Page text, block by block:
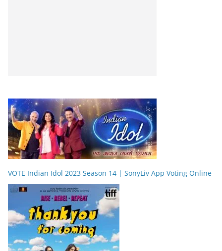
VOTE Indian Idol 2023 Season 14 | SonyLiv App Voting Online